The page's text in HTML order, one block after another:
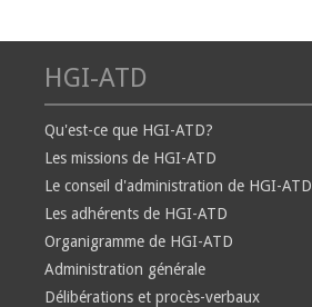
HGI-ATD
Qu'est-ce que HGI-ATD?
Les missions de HGI-ATD
Le conseil d'administration de HGI-ATD
Les adhérents de HGI-ATD
Organigramme de HGI-ATD
Administration générale
Délibérations et procès-verbaux